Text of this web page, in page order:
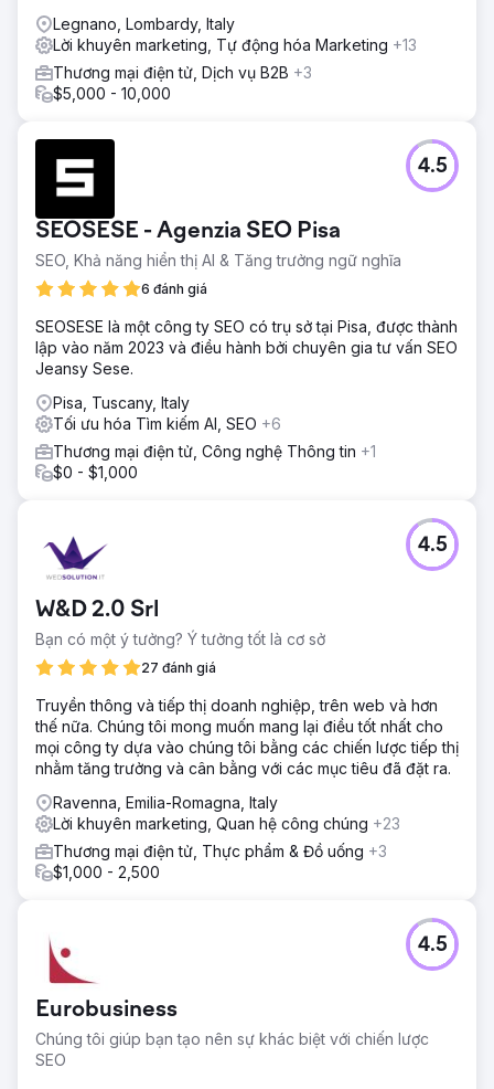
Legnano, Lombardy, Italy
Lời khuyên marketing, Tự động hóa Marketing +13
Thương mại điện tử, Dịch vụ B2B +3
$5,000 - 10,000
SEOSESE - Agenzia SEO Pisa
SEO, Khả năng hiển thị AI & Tăng trưởng ngữ nghĩa
6 đánh giá
4.5
SEOSESE là một công ty SEO có trụ sở tại Pisa, được thành
lập vào năm 2023 và điều hành bởi chuyên gia tư vấn SEO
Jeansy Sese.
Pisa, Tuscany, Italy
Tối ưu hóa Tìm kiếm AI, SEO +6
Thương mại điện tử, Công nghệ Thông tin +1
$0 - $1,000
W&D 2.0 Srl
Bạn có một ý tưởng? Ý tưởng tốt là cơ sở
27 đánh giá
4.5
Truyền thông và tiếp thị doanh nghiệp, trên web và hơn
thế nữa. Chúng tôi mong muốn mang lại điều tốt nhất cho
mọi công ty dựa vào chúng tôi bằng các chiến lược tiếp thị
nhằm tăng trưởng và cân bằng với các mục tiêu đã đặt ra.
Ravenna, Emilia-Romagna, Italy
Lời khuyên marketing, Quan hệ công chúng +23
Thương mại điện tử, Thực phẩm & Đồ uống +3
$1,000 - 2,500
Eurobusiness
Chúng tôi giúp bạn tạo nên sự khác biệt với chiến lược
SEO
4.5